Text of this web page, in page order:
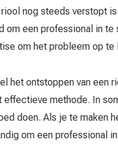
nog steeds verstopt
om een professional in
om het probleem op te
het ontstoppen van een
effectieve methode. In
doen. Als je te maken
om een professional